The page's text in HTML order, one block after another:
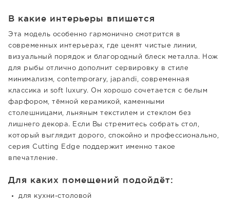
В какие интерьеры впишется
Эта модель особенно гармонично смотрится в
современных интерьерах, где ценят чистые линии,
визуальный порядок и благородный блеск металла. Нож
для рыбы отлично дополнит сервировку в стиле
минимализм, contemporary, japandi, современная
классика и soft luxury. Он хорошо сочетается с белым
фарфором, тёмной керамикой, каменными
столешницами, льняным текстилем и стеклом без
лишнего декора. Если Вы стремитесь собрать стол,
который выглядит дорого, спокойно и профессионально,
серия Cutting Edge поддержит именно такое
впечатление.
Для каких помещений подойдёт:
для кухни-столовой